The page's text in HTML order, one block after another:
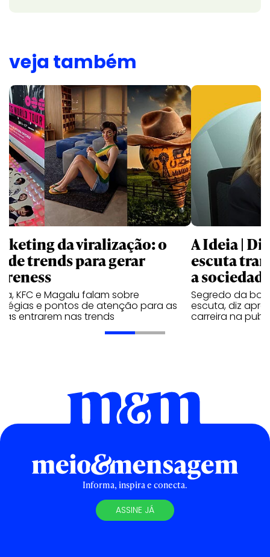
veja também
da viralização: o
de trends para gerar
KFC e Magalu falam sobre
e pontos de atenção para as
entrarem nas trends
A Ideia |
escuta
a
Segredo da
escuta, diz
carreira na
Informa, inspira e conecta.
ASSINE JÁ